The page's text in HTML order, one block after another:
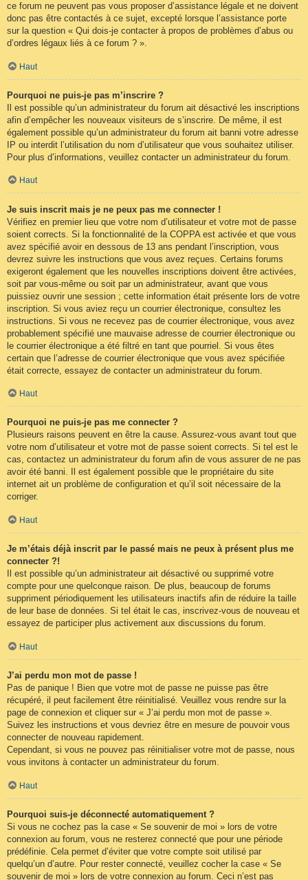
ce forum ne peuvent pas vous proposer d’assistance légale et ne doivent
donc pas être contactés à ce sujet, excepté lorsque l’assistance porte
sur la question « Qui dois-je contacter à propos de problèmes d’abus ou
d’ordres légaux liés à ce forum ? ».
Haut
Pourquoi ne puis-je pas m’inscrire ?
Il est possible qu’un administrateur du forum ait désactivé les inscriptions
afin d’empêcher les nouveaux visiteurs de s’inscrire. De même, il est
également possible qu’un administrateur du forum ait banni votre adresse
IP ou interdit l’utilisation du nom d’utilisateur que vous souhaitez utiliser.
Pour plus d’informations, veuillez contacter un administrateur du forum.
Haut
Je suis inscrit mais je ne peux pas me connecter !
Vérifiez en premier lieu que votre nom d’utilisateur et votre mot de passe
soient corrects. Si la fonctionnalité de la COPPA est activée et que vous
avez spécifié avoir en dessous de 13 ans pendant l’inscription, vous
devrez suivre les instructions que vous avez reçues. Certains forums
exigeront également que les nouvelles inscriptions doivent être activées,
soit par vous-même ou soit par un administrateur, avant que vous
puissiez ouvrir une session ; cette information était présente lors de votre
inscription. Si vous aviez reçu un courrier électronique, consultez les
instructions. Si vous ne recevez pas de courrier électronique, vous avez
probablement spécifié une mauvaise adresse de courrier électronique ou
le courrier électronique a été filtré en tant que pourriel. Si vous êtes
certain que l’adresse de courrier électronique que vous avez spécifiée
était correcte, essayez de contacter un administrateur du forum.
Haut
Pourquoi ne puis-je pas me connecter ?
Plusieurs raisons peuvent en être la cause. Assurez-vous avant tout que
votre nom d’utilisateur et votre mot de passe soient corrects. Si tel est le
cas, contactez un administrateur du forum afin de vous assurer de ne pas
avoir été banni. Il est également possible que le propriétaire du site
internet ait un problème de configuration et qu’il soit nécessaire de la
corriger.
Haut
Je m’étais déjà inscrit par le passé mais ne peux à présent plus me
connecter ?!
Il est possible qu’un administrateur ait désactivé ou supprimé votre
compte pour une quelconque raison. De plus, beaucoup de forums
suppriment périodiquement les utilisateurs inactifs afin de réduire la taille
de leur base de données. Si tel était le cas, inscrivez-vous de nouveau et
essayez de participer plus activement aux discussions du forum.
Haut
J’ai perdu mon mot de passe !
Pas de panique ! Bien que votre mot de passe ne puisse pas être
récupéré, il peut facilement être réinitialisé. Veuillez vous rendre sur la
page de connexion et cliquer sur « J’ai perdu mon mot de passe ».
Suivez les instructions et vous devriez être en mesure de pouvoir vous
connecter de nouveau rapidement.
Cependant, si vous ne pouvez pas réinitialiser votre mot de passe, nous
vous invitons à contacter un administrateur du forum.
Haut
Pourquoi suis-je déconnecté automatiquement ?
Si vous ne cochez pas la case « Se souvenir de moi » lors de votre
connexion au forum, vous ne resterez connecté que pour une période
prédéfinie. Cela permet d’éviter que votre compte soit utilisé par
quelqu’un d’autre. Pour rester connecté, veuillez cocher la case « Se
souvenir de moi » lors de votre connexion au forum. Ceci n’est pas